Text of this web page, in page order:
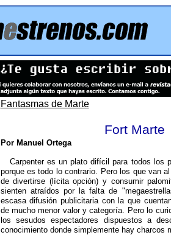
Fantasmas de Marte
Fort Marte
Por Manuel Ortega
Carpenter es un plato difícil para todos los
porque es todo lo contrario. Pero los que van
de divertirse (lícita opción) y consumir
sienten atraídos por la falta de
escasa difusión publicitaria con la que
de mucho menor valor y categoría. Pero lo
los sesudos espectadores dispuestos a
conocimiento donde simplemente hay charcos